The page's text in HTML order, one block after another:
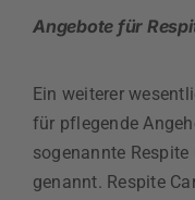
Angebote für
Ein weiterer
für pflegende
sogenannte
genannt. Respite